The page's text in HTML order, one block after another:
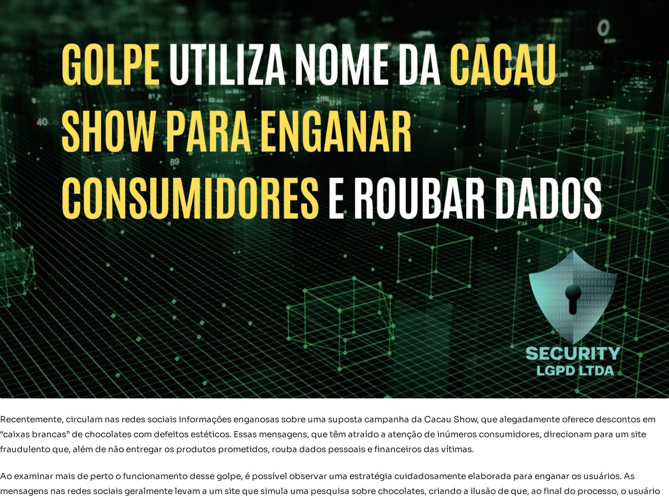
Recentemente, circulam nas redes sociais informações enganosas sobre uma suposta campanha da Cacau Show, que alegadamente oferece descontos em
“caixas brancas” de chocolates com defeitos estéticos. Essas mensagens, que têm atraído a atenção de inúmeros consumidores, direcionam para um site
fraudulento que, além de não entregar os produtos prometidos, rouba dados pessoais e financeiros das vítimas.
Ao examinar mais de perto o funcionamento desse golpe, é possível observar uma estratégia cuidadosamente elaborada para enganar os usuários. As
mensagens nas redes sociais geralmente levam a um site que simula uma pesquisa sobre chocolates, criando a ilusão de que, ao final do processo, o usuário